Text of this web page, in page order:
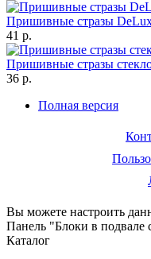
Пришивные стразы
41 р.
Пришивные стразы
36 р.
Полная версия
Вы можете настроить
Панель "Блоки в подвале
Каталог